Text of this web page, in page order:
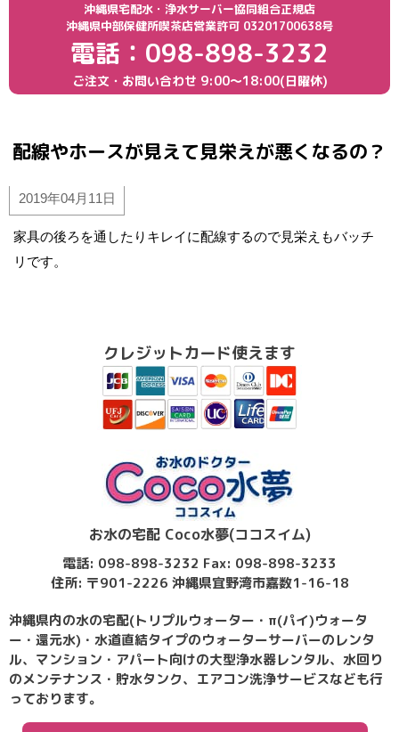
沖縄県宅配水・浄水サーバー協同組合正規店
沖縄県中部保健所喫茶店営業許可 03201700638号
電話：098-898-3232
ご注文・お問い合わせ 9:00〜18:00(日曜休)
配線やホースが見えて見栄えが悪くなるの？
2019年04月11日
家具の後ろを通したりキレイに配線するので見栄えもバッチ
リです。
クレジットカード使えます
お水の宅配 Coco水夢(ココスイム)
電話: 098-898-3232 Fax: 098-898-3233
住所: 〒901-2226 沖縄県宜野湾市嘉数1-16-18
沖縄県内の水の宅配(トリプルウォーター・π(パイ)ウォータ
ー・還元水)・水道直結タイプのウォーターサーバーのレンタ
ル、マンション・アパート向けの大型浄水器レンタル、水回り
のメンテナンス・貯水タンク、エアコン洗浄サービスなども行
っております。